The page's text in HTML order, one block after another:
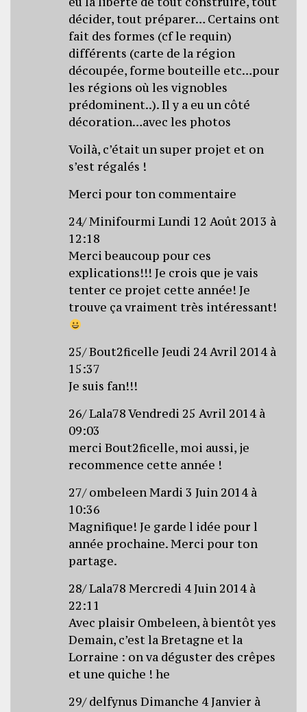
décider, tout préparer… Certains ont
fait des formes (cf le requin)
différents (carte de la région
découpée, forme bouteille etc…pour
les régions où les vignobles
prédominent..). Il y a eu un côté
décoration…avec les photos
Voilà, c’était un super projet et on
s’est régalés !
Merci pour ton commentaire
24/ Minifourmi Lundi 12 Août 2013 à
12:18
Merci beaucoup pour ces
explications!!! Je crois que je vais
tenter ce projet cette année! Je
trouve ça vraiment très intéressant!
25/ Bout2ficelle Jeudi 24 Avril 2014 à
15:37
Je suis fan!!!
26/ Lala78 Vendredi 25 Avril 2014 à
09:03
merci Bout2ficelle, moi aussi, je
recommence cette année !
27/ ombeleen Mardi 3 Juin 2014 à
10:36
Magnifique! Je garde l idée pour l
année prochaine. Merci pour ton
partage.
28/ Lala78 Mercredi 4 Juin 2014 à
22:11
Avec plaisir Ombeleen, à bientôt yes
Demain, c’est la Bretagne et la
Lorraine : on va déguster des crêpes
et une quiche ! he
29/ delfynus Dimanche 4 Janvier à